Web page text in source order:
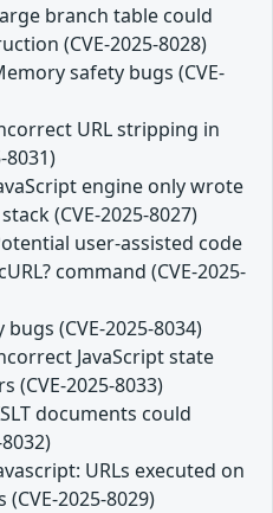
branch table could
(CVE-2025-8028)
safety bugs (CVE-
URL stripping in
8031)
engine only wrote
(CVE-2025-8027)
user-assisted code
command (CVE-2025-
(CVE-2025-8034)
JavaScript state
(CVE-2025-8033)
documents could
URLs executed on
2025-8029)